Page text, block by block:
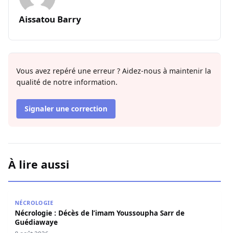
Aissatou Barry
Vous avez repéré une erreur ? Aidez-nous à maintenir la
qualité de notre information.
Signaler une correction
À lire aussi
NÉCROLOGIE
Nécrologie : Décès de l’imam Youssoupha Sarr de
Guédiawaye